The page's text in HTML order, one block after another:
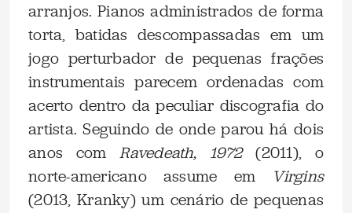
arranjos. Pianos administrados de forma
torta, batidas descompassadas em um
jogo perturbador de pequenas frações
instrumentais parecem ordenadas com
acerto dentro da peculiar discografia do
artista. Seguindo de onde parou há dois
anos comRavedeath, 1972(2011), o
norte-americano assume em
Virgins
(2013, Kranky) um cenário de pequenas